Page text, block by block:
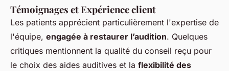
Témoignages et Expérience client
Les patients apprécient particulièrement l'expertise de
l'équipe, engagée à restaurer l’audition. Quelques
critiques mentionnent la qualité du conseil reçu pour
le choix des aides auditives et la flexibilité des